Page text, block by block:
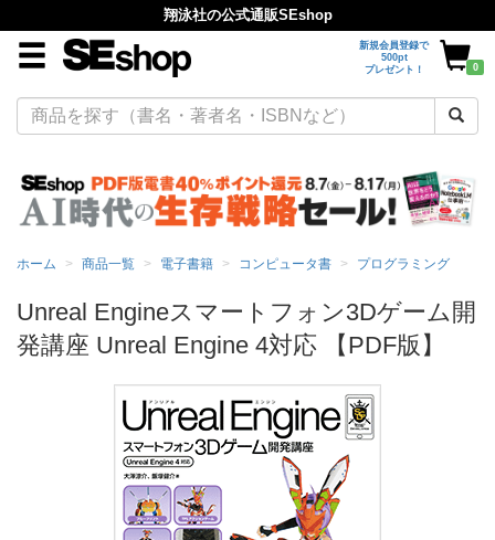
翔泳社の公式通販SEshop
新規会員登録で
500pt
プレゼント！
0
ホーム 商品一覧 電子書籍 コンピュータ書 プログラミング
Unreal Engineスマートフォン3Dゲーム開
発講座 Unreal Engine 4対応 【PDF版】